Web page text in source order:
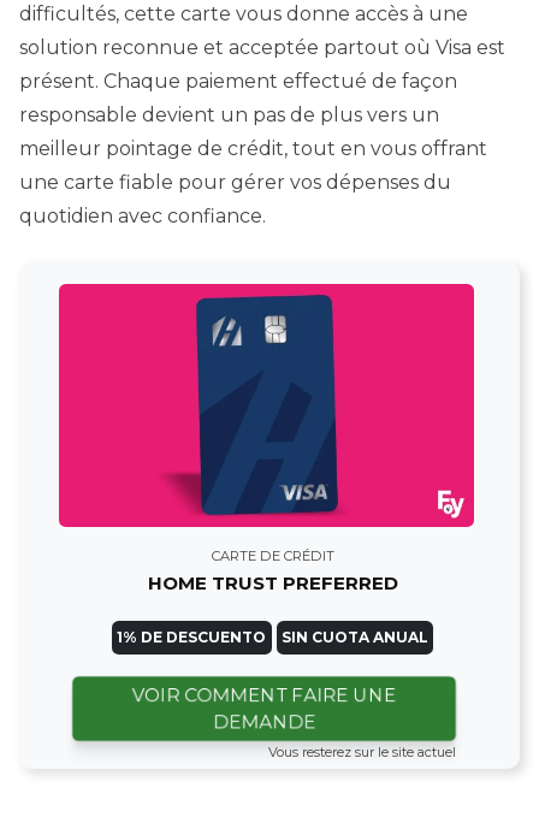
difficultés, cette carte vous donne accès à une
solution reconnue et acceptée partout où Visa est
présent. Chaque paiement effectué de façon
responsable devient un pas de plus vers un
meilleur pointage de crédit, tout en vous offrant
une carte fiable pour gérer vos dépenses du
quotidien avec confiance.
CARTE DE CRÉDIT
HOME TRUST PREFERRED
1% DE DESCUENTO SIN CUOTA ANUAL
VOIR COMMENT FAIRE UNE
DEMANDE
Vous resterez sur le site actuel